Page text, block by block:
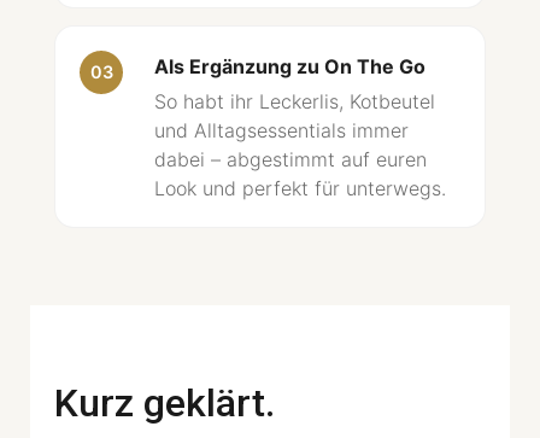
03
Als Ergänzung zu On The Go
So habt ihr Leckerlis, Kotbeutel
und Alltagsessentials immer
dabei – abgestimmt auf euren
Look und perfekt für unterwegs.
Kurz geklärt.